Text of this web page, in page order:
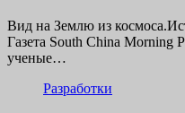
Вид на Землю из
Газета South China Morning
ученые…
Разработки